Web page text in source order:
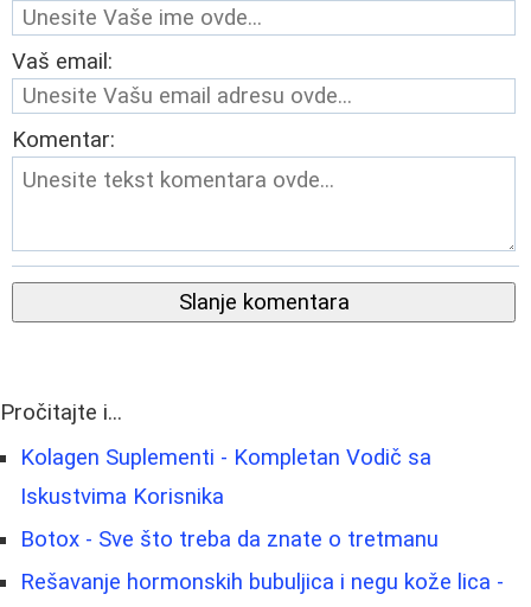
Vaš email:
Komentar:
Slanje komentara
Pročitajte i...
Kolagen Suplementi - Kompletan Vodič sa
Iskustvima Korisnika
Botox - Sve što treba da znate o tretmanu
Rešavanje hormonskih bubuljica i negu kože lica -